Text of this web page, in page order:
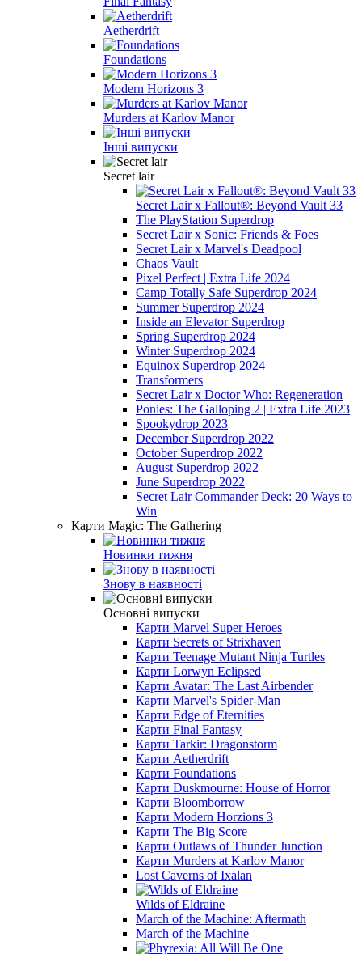
Aetherdrift
Foundations
Modern Horizons 3
Murders at Karlov Manor
Інші випуски
Secret lair
Secret Lair x Fallout®: Beyond Vault 33
The PlayStation Superdrop
Secret Lair x Sonic: Friends & Foes
Secret Lair x Marvel's Deadpool
Chaos Vault
Pixel Perfect | Extra Life 2024
Camp Totally Safe Superdrop 2024
Summer Superdrop 2024
Inside an Elevator Superdrop
Spring Superdrop 2024
Winter Superdrop 2024
Equinox Superdrop 2024
Transformers
Secret Lair x Doctor Who: Regeneration
Ponies: The Galloping 2 | Extra Life 2023
Spookydrop 2023
December Superdrop 2022
October Superdrop 2022
August Superdrop 2022
June Superdrop 2022
Secret Lair Commander Deck: 20 Ways to
Win
Карти Magic: The Gathering
Новинки тижня
Знову в наявності
Основні випуски
Карти Marvel Super Heroes
Карти Secrets of Strixhaven
Карти Teenage Mutant Ninja Turtles
Карти Lorwyn Eclipsed
Карти Avatar: The Last Airbender
Карти Marvel's Spider-Man
Карти Edge of Eternities
Карти Final Fantasy
Карти Tarkir: Dragonstorm
Карти Aetherdrift
Карти Foundations
Карти Duskmourne: House of Horror
Карти Bloomborrow
Карти Modern Horzions 3
Карти The Big Score
Карти Outlaws of Thunder Junction
Карти Murders at Karlov Manor
Lost Caverns of Ixalan
Wilds of Eldraine
March of the Machine: Aftermath
March of the Machine